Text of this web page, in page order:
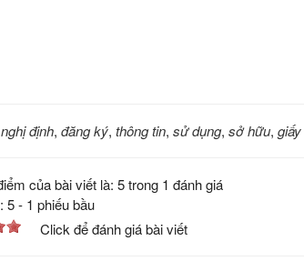
nghị định, đăng ký, thông tin, sử dụng, sở hữu,
của bài viết là: 5 trong 1 đánh giá
5- 1 phiếu bầu
Click để đánh giá bài viết